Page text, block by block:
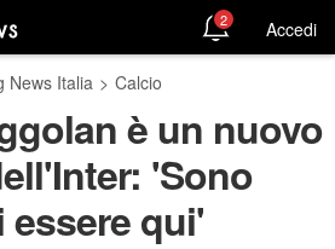
2 Accedi
News Italia > Calcio
è un nuovo
'Sono
qui'